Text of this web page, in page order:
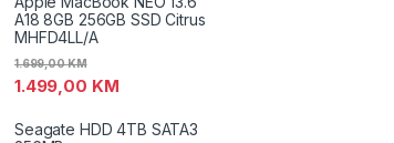
A18 8GB 256GB SSD Citrus
MHFD4LL/A
1.499,00 KM
1.699,00KM
Seagate HDD 4TB SATA3